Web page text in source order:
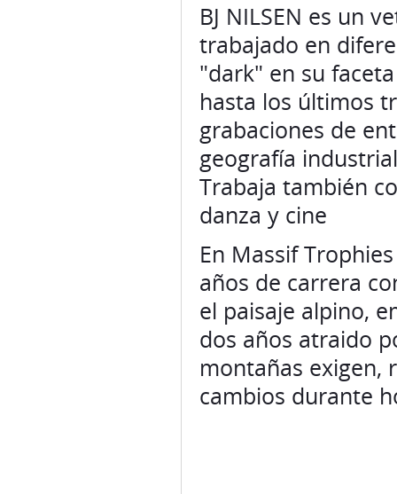
BJ NILSEN es un
trabajado en
"dark" en su
hasta los últimos
grabaciones de
geografía
Trabaja también
danza y cine
En Massif
años de carrera
el paisaje alpino,
dos años atraido
montañas exigen,
cambios durante